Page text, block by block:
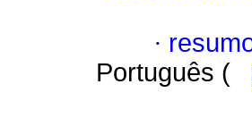
·
Português (